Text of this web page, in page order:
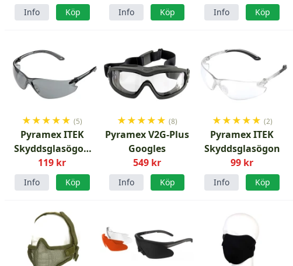
Info Köp Info Köp Info Köp
★★★★★ (5)
Pyramex ITEK
Skyddsglasögon
Grå
119 kr
Info Köp
★★★★★ (8)
Pyramex V2G-Plus
Googles
549 kr
Info Köp
★★★★★ (2)
Pyramex ITEK
Skyddsglasögon
99 kr
Info Köp